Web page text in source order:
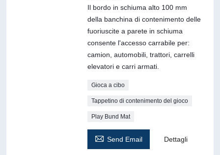
Il bordo in schiuma alto 100 mm
della banchina di contenimento delle
fuoriuscite a parete in schiuma
consente l'accesso carrabile per:
camion, automobili, trattori, carrelli
elevatori e carri armati.
Gioca a cibo
Tappetino di contenimento del gioco
Play Bund Mat
 Send Email Dettagli